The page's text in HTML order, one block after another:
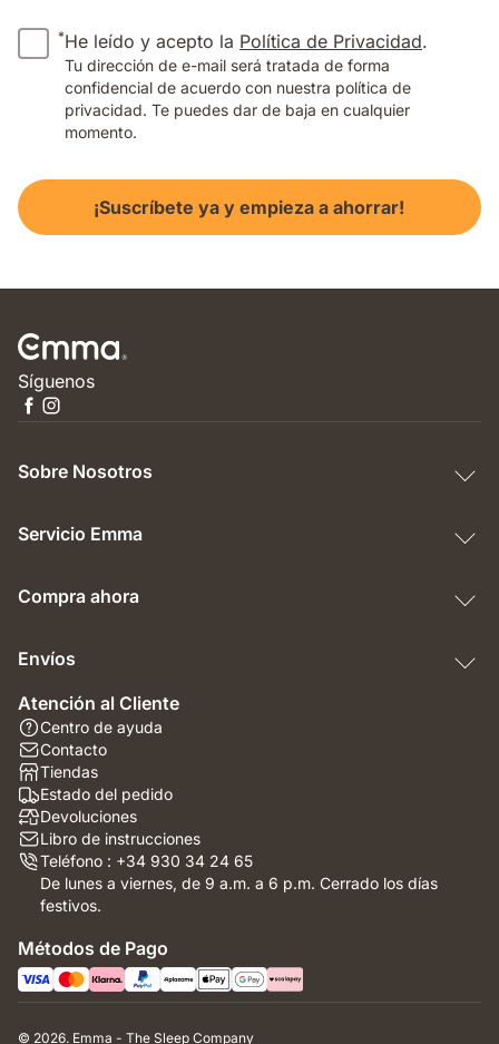
*He leído y acepto la Política de Privacidad.
Tu dirección de e-mail será tratada de forma
confidencial de acuerdo con nuestra política de
privacidad. Te puedes dar de baja en cualquier
momento.
¡Suscríbete ya y empieza a ahorrar!
Síguenos
Sobre Nosotros
Servicio Emma
Compra ahora
Envíos
Atención al Cliente
Centro de ayuda
Contacto
Tiendas
Estado del pedido
Devoluciones
Libro de instrucciones
Teléfono : +34 930 34 24 65
De lunes a viernes, de 9 a.m. a 6 p.m. Cerrado los días
festivos.
Métodos de Pago
© 2026. Emma - The Sleep Company